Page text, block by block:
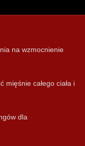
na wzmocnienie
mięśnie całego ciała i
dla